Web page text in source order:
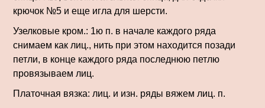
крючок №5 и еще игла для шерсти.
Узелковые кром.: 1ю п. в начале каждого ряда
снимаем как лиц., нить при этом находится позади
петли, в конце каждого ряда послед­нюю петлю
провязываем лиц.
Платочная вязка: лиц. и изн. ряды вяжем лиц. п.